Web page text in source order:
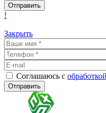
!
Закрыть
Соглашаюсь с